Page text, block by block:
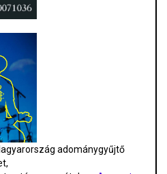
adománygyűjtő